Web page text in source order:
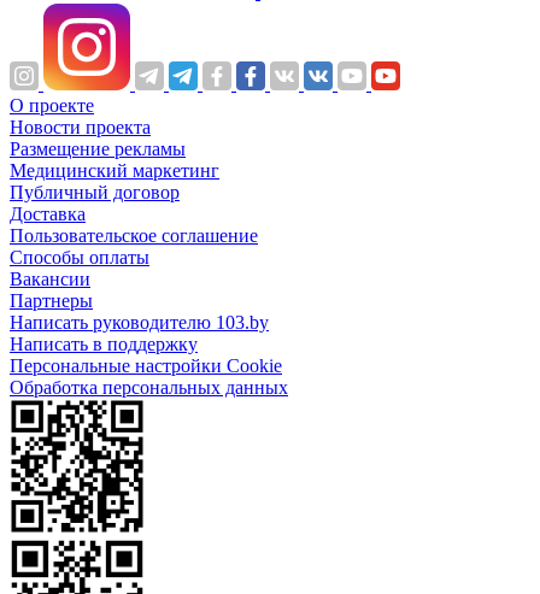
О проекте
Новости проекта
Размещение рекламы
Медицинский маркетинг
Публичный договор
Доставка
Пользовательское соглашение
Способы оплаты
Вакансии
Партнеры
Написать руководителю 103.by
Написать в поддержку
Персональные настройки Cookie
Обработка персональных данных